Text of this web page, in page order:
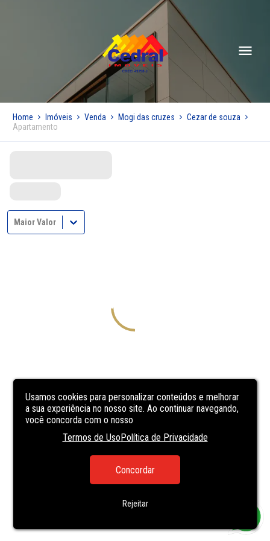
Usamos cookies para personalizar conteúdos e melhorar
a sua experiência no nosso site. Ao continuar navegando,
você concorda com o nosso
Termos de UsoPolítica de Privacidade
Concordar
Rejeitar
Home Imóveis Venda Mogi das cruzes
Cezar de souza
Apartamento
Maior Valor